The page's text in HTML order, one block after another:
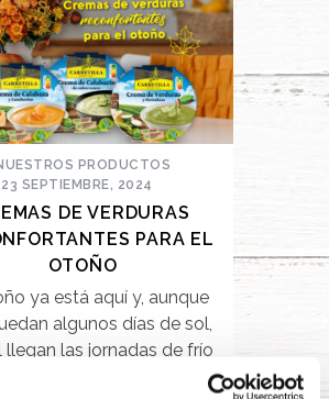
PRODUCTOS
23 SEPTIEMBRE, 2024
DE VERDURAS
PARA EL
OTOÑO
ya está aquí y, aunque
algunos días de sol,
llegan las jornadas de frío